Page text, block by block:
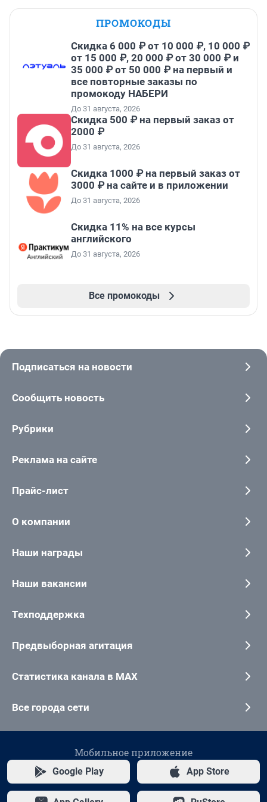
ПРОМОКОДЫ
Скидка 6 000 ₽ от 10 000 ₽, 10 000 ₽
от 15 000 ₽, 20 000 ₽ от 30 000 ₽ и
35 000 ₽ от 50 000 ₽ на первый и
все повторные заказы по
промокоду НАБЕРИ
До 31 августа, 2026
Скидка 500 ₽ на первый заказ от
2000 ₽
До 31 августа, 2026
Скидка 1000 ₽ на первый заказ от
3000 ₽ на сайте и в приложении
До 31 августа, 2026
Скидка 11% на все курсы
английского
До 31 августа, 2026
Все промокоды
Подписаться на новости
Сообщить новость
Рубрики
Реклама на сайте
Прайс-лист
О компании
Наши награды
Наши вакансии
Техподдержка
Предвыборная агитация
Статистика канала в MAX
Все города сети
Мобильное приложение
Google Play App Store